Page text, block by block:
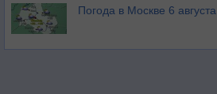
Погода в Москве 6 августа